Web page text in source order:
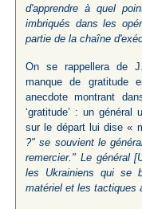
d'apprendre à quel
imbriqués dans les
partie de la chaîne
On se rappellera de
manque de gratitude
anecdote montrant
‘gratitude’ : un général
sur le départ lui dise «
?" se souvient le
remercier." Le général
les Ukrainiens qui se
matériel et les tactiques